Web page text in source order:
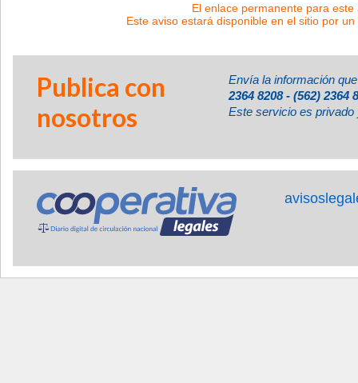
El enlace permanente para
Este aviso estará disponible en el sitio por
Publica con
nosotros
Envía la información
2364 8208 - (562) 2364
Este servicio es privado